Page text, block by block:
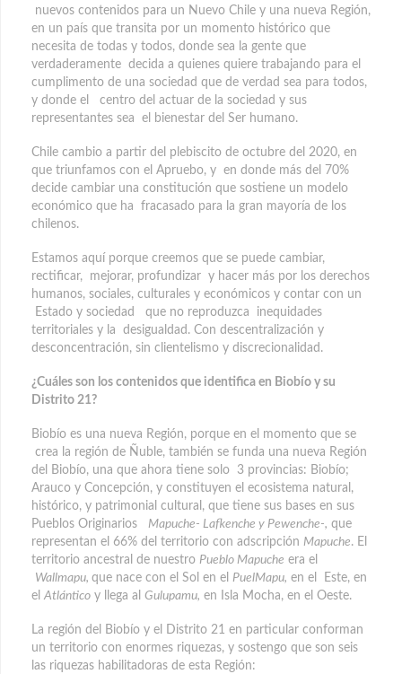
nuevos contenidos para un Nuevo Chile y una nueva Región,
en un país que transita por un momento histórico que
necesita de todas y todos, donde sea la gente que
verdaderamente decida a quienes quiere trabajando para el
cumplimento de una sociedad que de verdad sea para todos,
y donde el centro del actuar de la sociedad y sus
representantes sea el bienestar del Ser humano.
Chile cambio a partir del plebiscito de octubre del 2020, en
que triunfamos con el Apruebo, y en donde más del 70%
decide cambiar una constitución que sostiene un modelo
económico que ha fracasado para la gran mayoría de los
chilenos.
Estamos aquí porque creemos que se puede cambiar,
rectificar, mejorar, profundizar y hacer más por los derechos
humanos, sociales, culturales y económicos y contar con un
Estado y sociedad que no reproduzca inequidades
territoriales y la desigualdad. Con descentralización y
desconcentración, sin clientelismo y discrecionalidad.
¿Cuáles son los contenidos que identifica en Biobío y su
Distrito 21?
Biobío es una nueva Región, porque en el momento que se
crea la región de Ñuble, también se funda una nueva Región
del Biobío, una que ahora tiene solo 3 provincias: Biobío;
Arauco y Concepción, y constituyen el ecosistema natural,
histórico, y patrimonial cultural, que tiene sus bases en sus
Pueblos Originarios Mapuche- Lafkenche y Pewenche-, que
representan el 66% del territorio con adscripción Mapuche. El
territorio ancestral de nuestro Pueblo Mapuche era el
Wallmapu, que nace con el Sol en el PuelMapu, en el Este, en
el Atlántico y llega al Gulupamu, en Isla Mocha, en el Oeste.
La región del Biobío y el Distrito 21 en particular conforman
un territorio con enormes riquezas, y sostengo que son seis
las riquezas habilitadoras de esta Región: